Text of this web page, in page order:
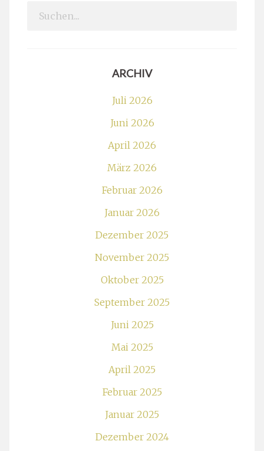
Search
ARCHIV
Juli 2026
Juni 2026
April 2026
März 2026
Februar 2026
Januar 2026
Dezember 2025
November 2025
Oktober 2025
September 2025
Juni 2025
Mai 2025
April 2025
Februar 2025
Januar 2025
Dezember 2024